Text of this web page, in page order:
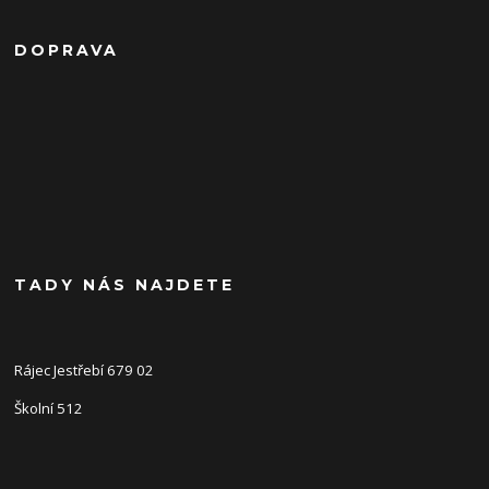
DOPRAVA
TADY NÁS NAJDETE
Rájec Jestřebí 679 02
Školní 512